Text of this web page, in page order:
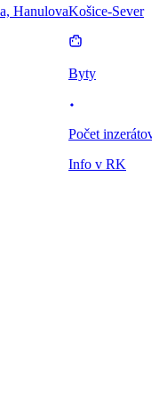
HanulovaKošice-Sever
Byty
Počet inzerátov
Info v RK